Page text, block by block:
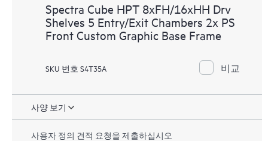
Spectra Cube HPT 8xFH/16xHH Drv
Shelves 5 Entry/Exit Chambers 2x PS
Front Custom Graphic Base Frame
SKU 번호 S4T35A 비교
사양 보기
사용자 정의 견적 요청을 제출하십시오